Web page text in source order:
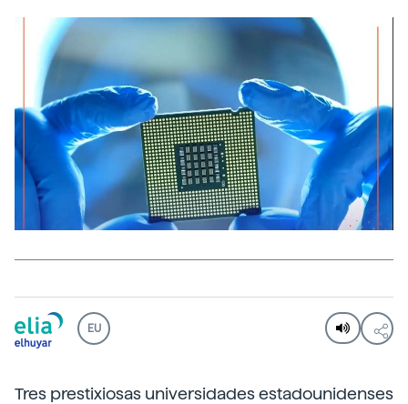
EU
Tres prestixiosas universidades estadounidenses